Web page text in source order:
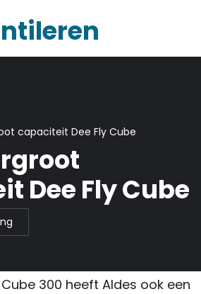
capaciteit Dee Fly Cube
Dee Fly Cube
300 heeft Aldes ook een